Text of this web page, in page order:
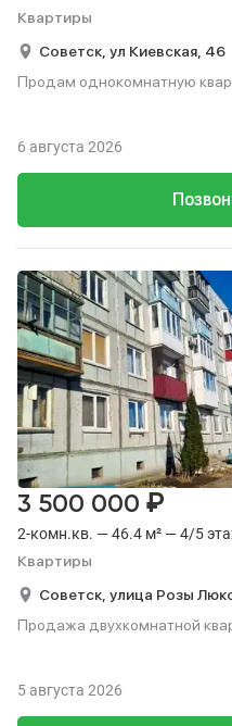
Квартиры
Советск, ул Киевская, 46
Продам однокомнатную
6 августа 2026
2-комн.кв. — 46.4 м² — 4/5
Квартиры
3 500 000 ₽
Советск, улица Розы
Продажа двухкомнатной
5 августа 2026